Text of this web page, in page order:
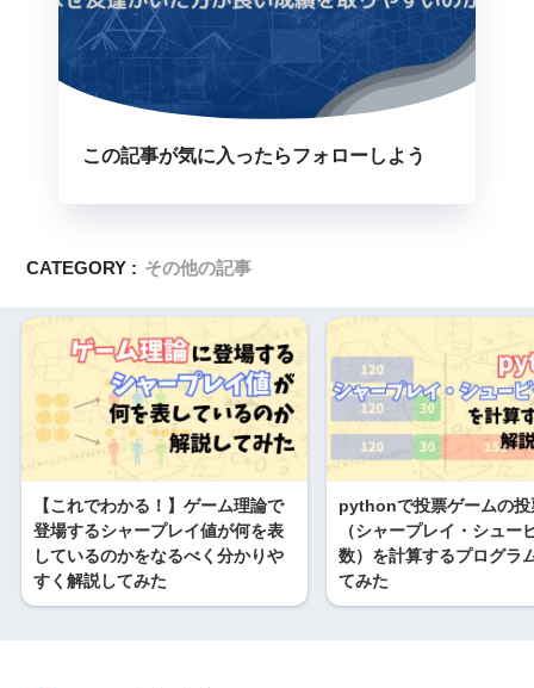
この記事が気に入ったらフォローしよう
CATEGORY : その他の記事
【これでわかる！】ゲーム理論で
登場するシャープレイ値が何を表
しているのかをなるべく分かりや
すく解説してみた
pythonで投票ゲームの投
（シャープレイ・シュー
数）を計算するプログラ
てみた